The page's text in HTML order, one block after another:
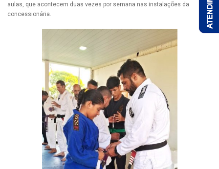
aulas, que acontecem duas vezes por semana nas instalações da
concessionária.